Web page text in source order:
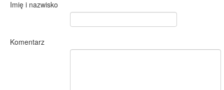
Imię i nazwisko
Komentarz